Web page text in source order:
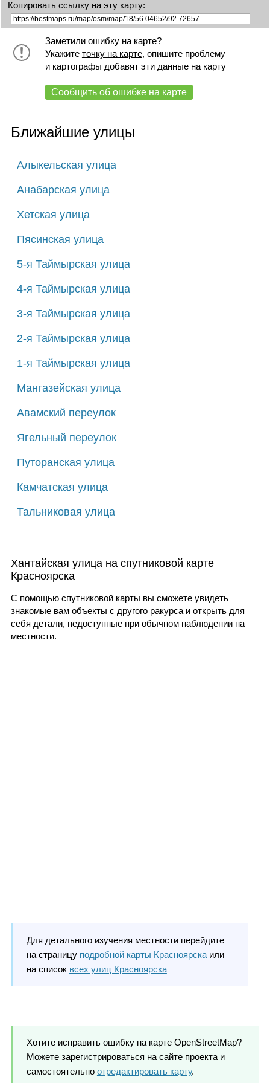
Копировать ссылку на эту карту:
Заметили ошибку на карте?
Укажите точку на карте, опишите проблему
и картографы добавят эти данные на карту
Сообщить об ошибке на карте
Ближайшие улицы
Алыкельская улица
Анабарская улица
Хетская улица
Пясинская улица
5-я Таймырская улица
4-я Таймырская улица
3-я Таймырская улица
2-я Таймырская улица
1-я Таймырская улица
Мангазейская улица
Авамский переулок
Ягельный переулок
Путоранская улица
Камчатская улица
Тальниковая улица
Хантайская улица на спутниковой карте
Красноярска
С помощью спутниковой карты вы сможете увидеть
знакомые вам объекты с другого ракурса и открыть для
себя детали, недоступные при обычном наблюдении на
местности.
Для детального изучения местности перейдите
на страницу подробной карты Красноярскаили
на список всех улиц Красноярска
Хотите исправить ошибку на карте OpenStreetMap?
Можете зарегистрироваться на сайте проекта и
самостоятельно отредактировать карту.